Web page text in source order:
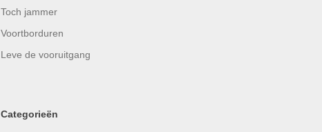
Toch jammer
Voortborduren
Leve de vooruitgang
Categorieën